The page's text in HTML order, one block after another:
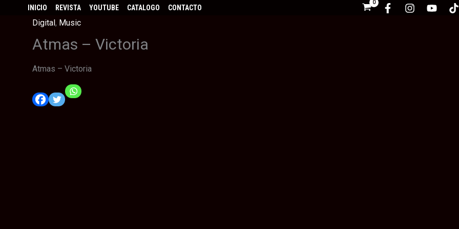
INICIO REVISTA YOUTUBE CATALOGO CONTACTO
Digital, Music
Atmas – Victoria
Atmas – Victoria